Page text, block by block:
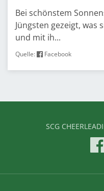
Bei schönstem
Jüngsten gezeigt, was
und mit ih...
Quelle: Facebook
SCG